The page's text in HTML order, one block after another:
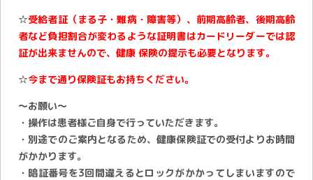
☆受給者証（まる子・難病・障害等）、前期高齢者、後期高齢
者など負担割合が変わるような証明書はカードリーダーでは認
証が出来ませんので、健康 保険の提示も必要となります。
☆今まで通り保険証もお持ちください。
〜お願い〜
・操作は患者様ご自身で行っていただきます。
・別途でのご案内となるため、健康保険証での受付よりお時間
がかかります。
・暗証番号を3回間違えるとロックがかかってしまいますので